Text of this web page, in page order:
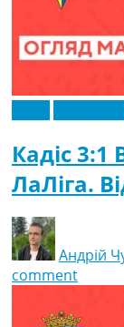
Кадіс 3:1
ЛаЛіга.
Андрій
comment